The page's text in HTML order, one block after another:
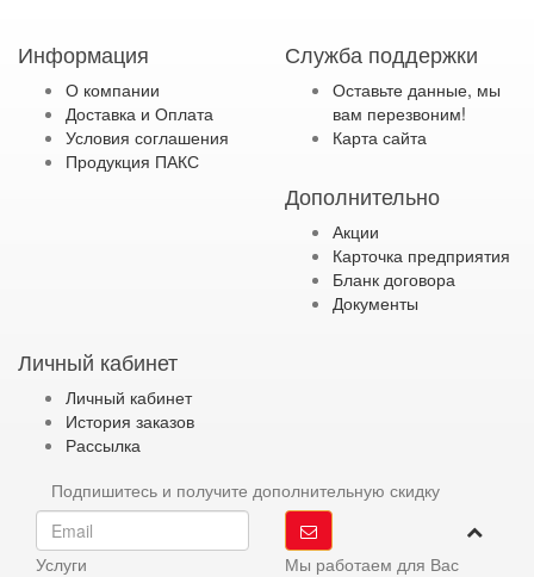
Информация
О компании
Доставка и Оплата
Условия соглашения
Продукция ПАКС
Служба поддержки
Оставьте данные, мы
вам перезвоним!
Карта сайта
Дополнительно
Акции
Карточка предприятия
Бланк договора
Документы
Личный кабинет
Личный кабинет
История заказов
Рассылка
Подпишитесь и получите дополнительную скидку
Услуги
Мы работаем для Вас